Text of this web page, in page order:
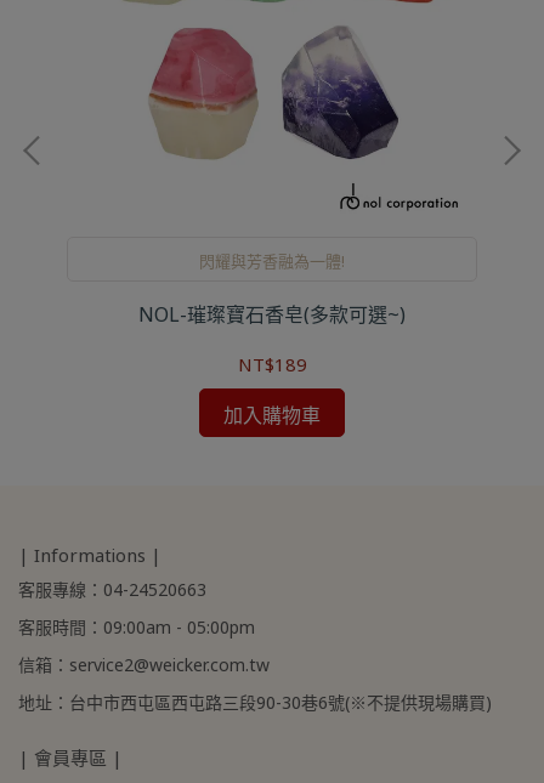
閃耀與芳香融為一體!
NOL-璀璨寶石香皂(多款可選~)
NT$189
加入購物車
| Informations |
客服專線：04-24520663
客服時間：09:00am - 05:00pm
信箱：service2@weicker.com.tw
地址：台中市西屯區西屯路三段90-30巷6號(※不提供現場購買)
| 會員專區 |